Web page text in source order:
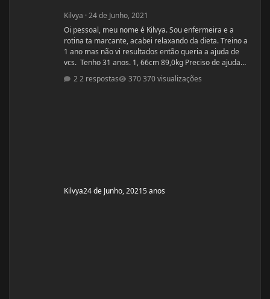
Kilvya ·24 de Junho, 2021
Oi pessoal, meu nome é Kilvya. Sou enfermeira e a
rotina ta marcante, acabei relaxando da dieta. Treino a
1 ano mas não vi resultados então queria a ajuda de
vcs. Tenho 31 anos. 1, 66cm 89,0kg Preciso de ajuda
começar junto com vcs do zero.
2 respostas 370 visualizações
Kilvya24 de Junho, 20215 anos